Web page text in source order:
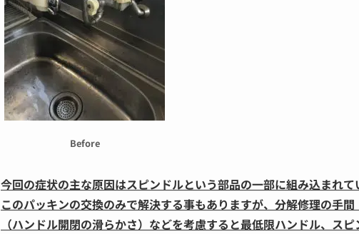
Before
今回の症状の主な原因はスピンドルという部品の一部に組み込まれて
このパッキンの交換のみで解決する事もありますが、分解修理の手
（ハンドル開閉の滑らかさ）などを考慮すると最低限ハンドル、ス